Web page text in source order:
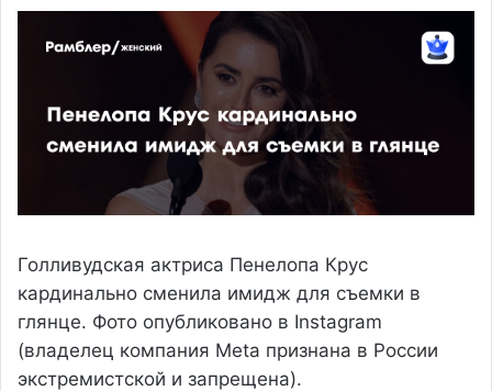
Голливудская актриса Пенелопа Крус
кардинально сменила имидж для съемки в
глянце. Фото опубликовано в Instagram
(владелец компания Meta признана в России
экстремистской и запрещена).